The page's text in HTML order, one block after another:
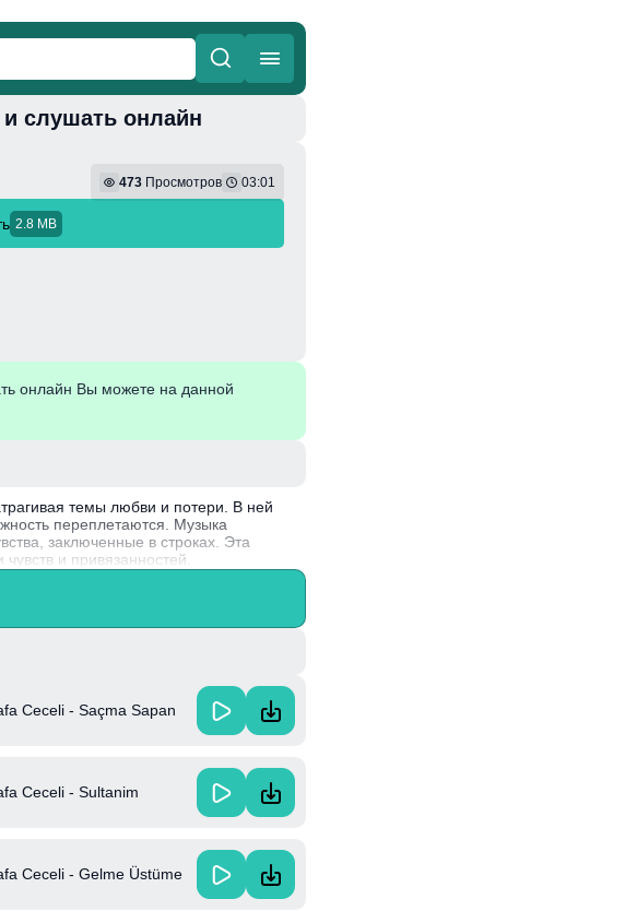
слушать онлайн
473 Просмотров 03:01
2.8 MB
онлайн Вы можете на данной
темы любви и потери. В ней
переплетаются. Музыка
заключенные в строках. Эта
и привязанностей.
а его музыкальный стиль
Ceceli - Saçma Sapan
Ceceli - Sultanim
Ceceli - Gelme Üstüme